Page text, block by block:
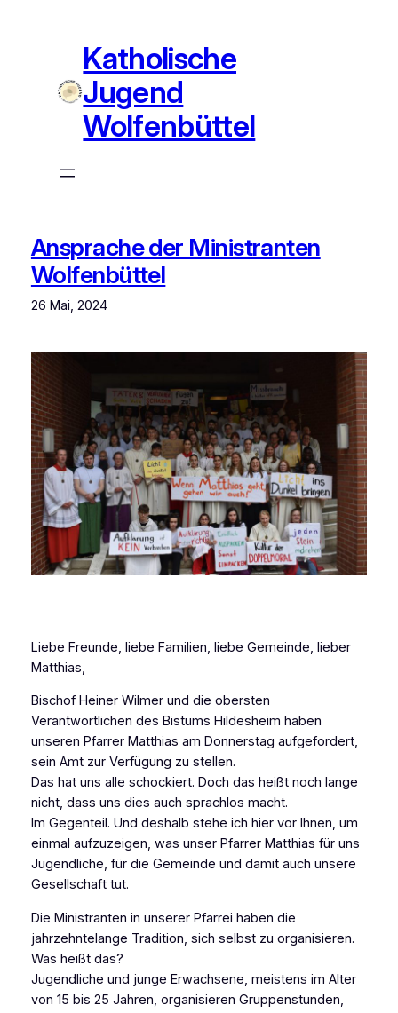
Katholische
Jugend
Wolfenbüttel
Ansprache der Ministranten
Wolfenbüttel
26 Mai, 2024
Liebe Freunde, liebe Familien, liebe Gemeinde, lieber
Matthias,
Bischof Heiner Wilmer und die obersten
Verantwortlichen des Bistums Hildesheim haben
unseren Pfarrer Matthias am Donnerstag aufgefordert,
sein Amt zur Verfügung zu stellen.
Das hat uns alle schockiert. Doch das heißt noch lange
nicht, dass uns dies auch sprachlos macht.
Im Gegenteil. Und deshalb stehe ich hier vor Ihnen, um
einmal aufzuzeigen, was unser Pfarrer Matthias für uns
Jugendliche, für die Gemeinde und damit auch unsere
Gesellschaft tut.
Die Ministranten in unserer Pfarrei haben die
jahrzehntelange Tradition, sich selbst zu organisieren.
Was heißt das?
Jugendliche und junge Erwachsene, meistens im Alter
von 15 bis 25 Jahren, organisieren Gruppenstunden,